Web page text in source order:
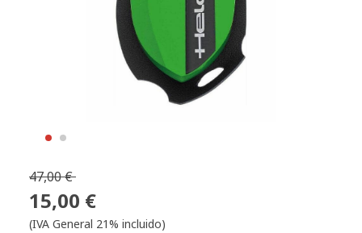
47,00 €
15,00 €
(IVA General 21% incluido)